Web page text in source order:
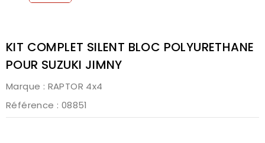
KIT COMPLET SILENT BLOC POLYURETHANE
POUR SUZUKI JIMNY
Marque : RAPTOR 4x4
Référence : 08851